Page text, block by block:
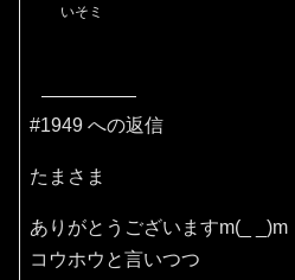
いそミ
#1949 への返信
たまさま
ありがとうございますm(_ _)m
コウホウと言いつつ